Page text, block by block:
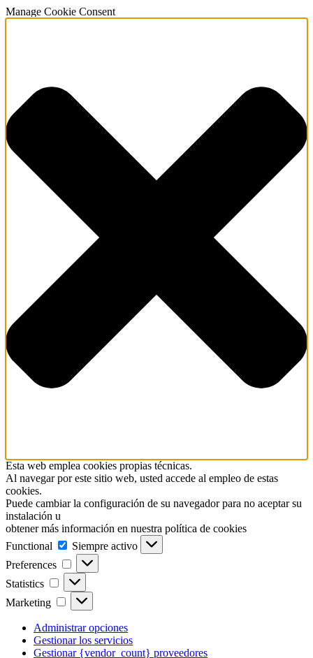
Manage Cookie Consent
Esta web emplea cookies propias técnicas.
Al navegar por este sitio web, usted accede al empleo de estas
cookies.
Puede cambiar la configuración de su navegador para no aceptar su
instalación u
obtener más información en nuestra política de cookies
Functional
Functional
Siempre activo
Preferences
Preferences
Statistics Statistics
Marketing Marketing
Administrar opciones
Gestionar los servicios
Gestionar {vendor_count} proveedores